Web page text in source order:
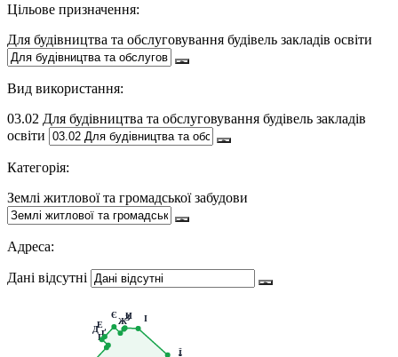
Цільове призначення:
Для будівництва та обслуговування будівель закладів освіти
Вид використання:
03.02 Для будівництва та обслуговування будівель закладів
освіти
Категорія:
Землі житлової та громадської забудови
Адреса:
Дані відсутні
ГҐ
ДЕ
Є
ЖЗ
И І
Ї